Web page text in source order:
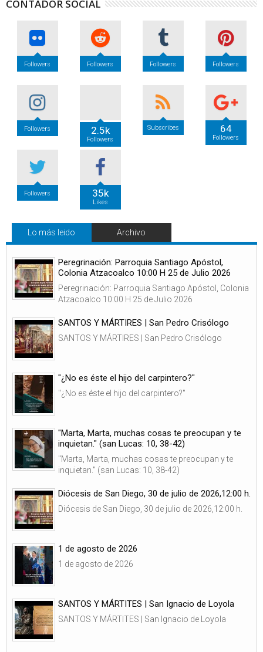
CONTADOR SOCIAL
Followers Followers Followers Followers
Followers 2.5k
Followers
Subscribes 64
Followers
Followers 35k
Likes
Lo más leido Archivo
Peregrinación: Parroquia Santiago Apóstol,
Colonia Atzacoalco 10:00 H 25 de Julio 2026
Peregrinación: Parroquia Santiago Apóstol, Colonia
Atzacoalco 10:00 H 25 de Julio 2026
SANTOS Y MÁRTIRES | San Pedro Crisólogo
SANTOS Y MÁRTIRES | San Pedro Crisólogo
"¿No es éste el hijo del carpintero?"
"¿No es éste el hijo del carpintero?"
"Marta, Marta, muchas cosas te preocupan y te
inquietan." (san Lucas: 10, 38-42)
"Marta, Marta, muchas cosas te preocupan y te
inquietan." (san Lucas: 10, 38-42)
Diócesis de San Diego, 30 de julio de 2026,12:00 h.
Diócesis de San Diego, 30 de julio de 2026,12:00 h.
1 de agosto de 2026
1 de agosto de 2026
SANTOS Y MÁRTITES | San Ignacio de Loyola
SANTOS Y MÁRTITES | San Ignacio de Loyola